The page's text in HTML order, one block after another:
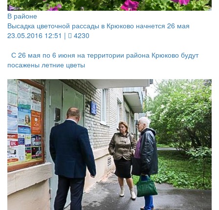
В районе
Высадка цветочной рассады в Крюково начнется 26 мая
23.05.2016 12:51 |
4230
С 26 мая по 6 июня на территории района Крюково будут
посажены летние цветы